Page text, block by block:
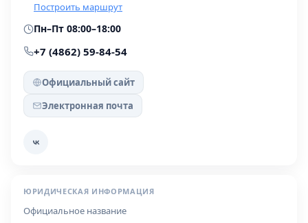
Построить маршрут
Пн–Пт 08:00–18:00
+7 (4862) 59-84-54
Официальный сайт
Электронная почта
ЮРИДИЧЕСКАЯ ИНФОРМАЦИЯ
Официальное название